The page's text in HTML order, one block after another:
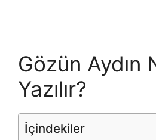
Gözün Aydın
Yazılır?
İçindekiler